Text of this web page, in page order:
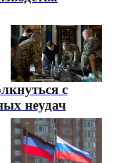
с
неудач